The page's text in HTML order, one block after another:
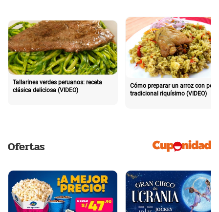
Tallarines verdes peruanos: receta
clásica deliciosa (VIDEO)
Cómo preparar un arroz con pollo
tradicional riquísimo (VIDEO)
Ofertas